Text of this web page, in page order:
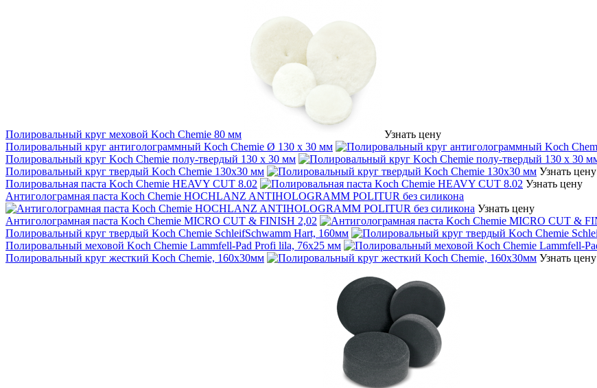
Полировальный круг меховой Koch Chemie 80 мм
Узнать цену
Полировальный круг антиголограммный Koch Chemie Ø 130 x 30 мм
Полировальный круг Koch Chemie полу-твердый 130 x 30 мм
Полировальный круг твердый Koch Chemie 130х30 мм
Узнать цену
Полировальная паста Koch Chemie HEAVY CUT 8.02
Узнать цену
Антиголограмная паста Koch Chemie HOCHLANZ ANTIHOLOGRAMM POLITUR без силикона
Узнать цену
Антиголограмная паста Koch Chemie MICRO CUT & FINISH 2,02
Полировальный круг твердый Koch Chemie SchleifSchwamm Hart, 160мм
Полировальный меховой Koch Chemie Lammfell-Pad Profi lila, 76х25 мм
Полировальный круг жесткий Koch Chemie, 160х30мм
Узнать цену